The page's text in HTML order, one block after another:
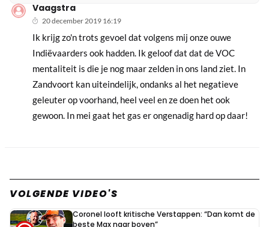
Vaagstra
20 december 2019 16:19
Ik krijg zo'n trots gevoel dat volgens mij onze ouwe
Indiëvaarders ook hadden. Ik geloof dat dat de VOC
mentaliteit is die je nog maar zelden in ons land ziet. In
Zandvoort kan uiteindelijk, ondanks al het negatieve
geleuter op voorhand, heel veel en ze doen het ook
gewoon. In mei gaat het gas er ongenadig hard op daar!
VOLGENDE VIDEO'S
Coronel looft kritische Verstappen: “Dan komt de
beste Max naar boven”